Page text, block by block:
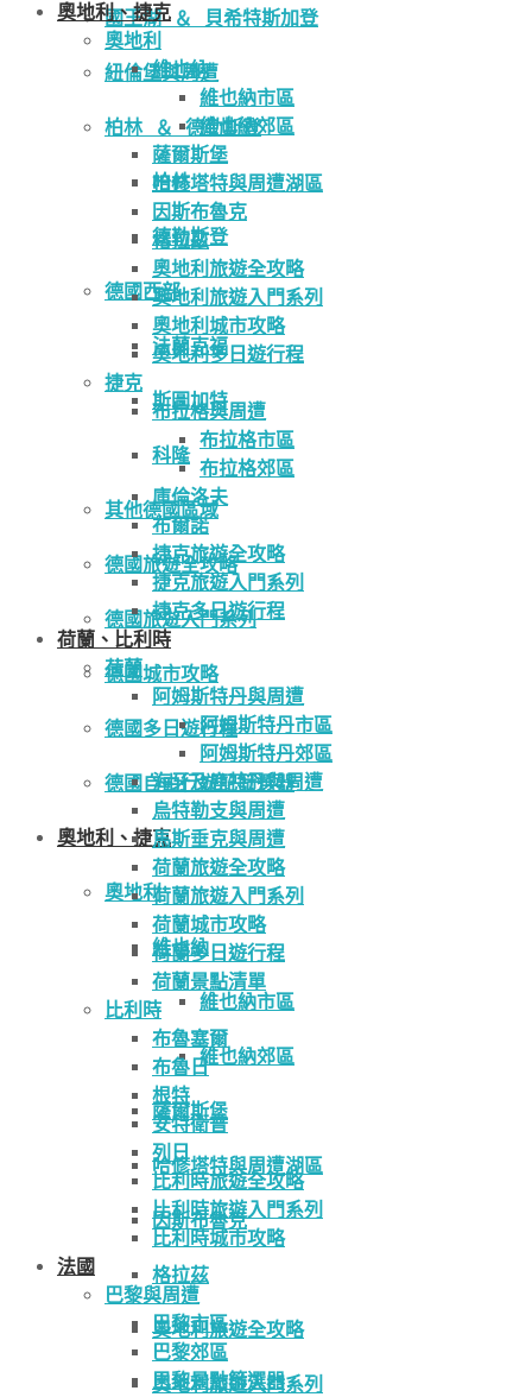
國王湖 ＆ 貝希特斯加登
紐倫堡與周遭
柏林 ＆ 德勒斯登
柏林
德勒斯登
德國西部
法蘭克福
斯圖加特
科隆
其他德國區域
德國旅遊全攻略
德國旅遊入門系列
德國城市攻略
德國多日遊行程
德國自由行遊記篩選器
奧地利、捷克
奧地利
維也納
維也納市區
維也納郊區
薩爾斯堡
哈修塔特與周遭湖區
因斯布魯克
格拉茲
奧地利旅遊全攻略
奧地利旅遊入門系列
奧地利、捷克
奧地利
維也納
維也納市區
維也納郊區
薩爾斯堡
哈修塔特與周遭湖區
因斯布魯克
格拉茲
奧地利旅遊全攻略
奧地利旅遊入門系列
奧地利城市攻略
奧地利多日遊行程
捷克
布拉格與周遭
布拉格市區
布拉格郊區
庫倫洛夫
布爾諾
捷克旅遊全攻略
捷克旅遊入門系列
捷克多日遊行程
荷蘭、比利時
荷蘭
阿姆斯特丹與周遭
阿姆斯特丹市區
阿姆斯特丹郊區
海牙及鹿特丹與周遭
烏特勒支與周遭
馬斯垂克與周遭
荷蘭旅遊全攻略
荷蘭旅遊入門系列
荷蘭城市攻略
荷蘭多日遊行程
荷蘭景點清單
比利時
布魯塞爾
布魯日
根特
安特衛普
列日
比利時旅遊全攻略
比利時旅遊入門系列
比利時城市攻略
法國
巴黎與周遭
巴黎市區
巴黎郊區
巴黎景點篩選器